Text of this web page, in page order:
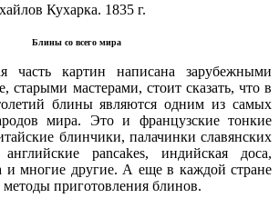
Кухарка. 1835 г.
Блины со всего мира
часть картин написана зарубежными
старыми мастерами, стоит сказать, что в
блины являются одним из самых
мира. Это и французские тонкие
блинчики, палачинки славянских
pancakes, индийская доса,
и многие другие. А еще в каждой стране
приготовления блинов.